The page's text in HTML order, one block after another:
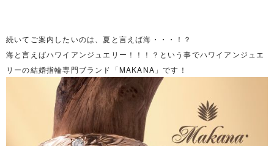
続いてご案内したいのは、夏と言えば海・・・！？
海と言えばハワイアンジュエリー！！！？という事でハワイアンジュエ
リーの結婚指輪専門ブランド「MAKANA」です！